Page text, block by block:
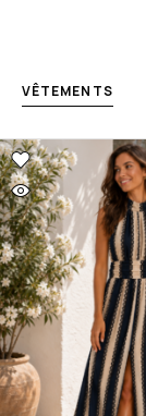
VÊTEMENTS